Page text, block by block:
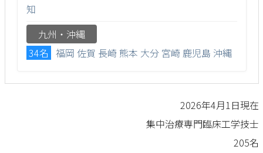
知
九州・沖縄
34名 福岡 佐賀 長崎熊本 大分 宮崎 鹿児島 沖縄
2026年4月1日現在
集中治療専門臨床工学技士
205名